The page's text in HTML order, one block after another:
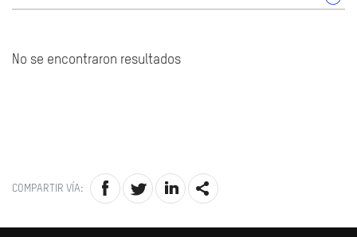
No se encontraron resultados
COMPARTIR VÍA: